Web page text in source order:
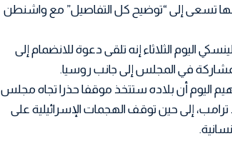
تسعى إلى “توضيح كل التفاصيل” مع واشنطن
اليوم الثلاثاء إنه تلقى دعوة للانضمام إلى
في المجلس إلى جانب روسيا.
اليوم أن بلاده ستتخذ موقفا حذرا تجاه مجلس
ترامب، إلى حين توقف الهجمات الإسرائيلية على